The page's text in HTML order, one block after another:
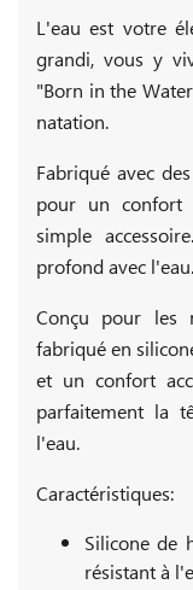
L'eau est votre
grandi, vous y
"Born in the
natation.
Fabriqué avec
pour un confort
simple
profond avec l'eau.
Conçu pour les
fabriqué en
et un confort
parfaitement la
l'eau.
Caractéristiques:
Silicone de
résistant à